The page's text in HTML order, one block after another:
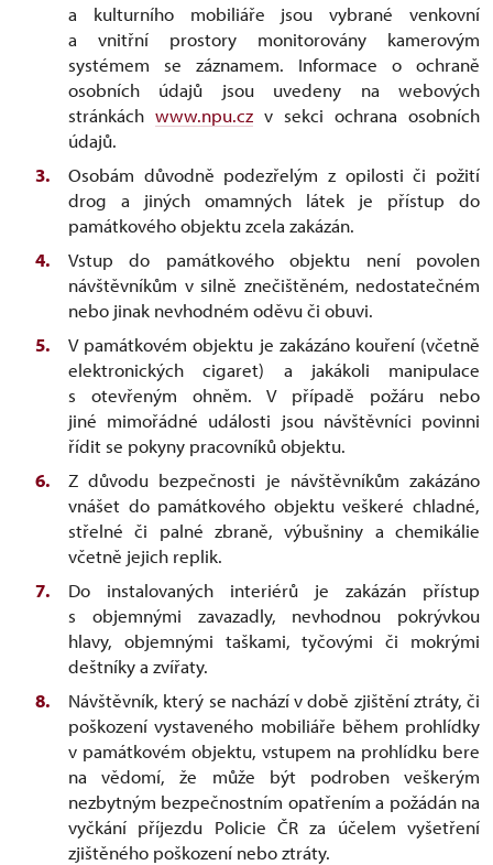
a kulturního mobiliáře jsou vybrané venkovní
a vnitřní prostory monitorovány kamerovým
systémem se záznamem. Informace o ochraně
osobních údajů jsou uvedeny na webových
stránkách www.npu.cz v sekci ochrana osobních
údajů.
Osobám důvodně podezřelým z opilosti či požití
drog a jiných omamných látek je přístup do
památkového objektu zcela zakázán.
Vstup do památkového objektu není povolen
návštěvníkům v silně znečištěném, nedostatečném
nebo jinak nevhodném oděvu či obuvi.
V památkovém objektu je zakázáno kouření (včetně
elektronických cigaret) a jakákoli manipulace
s otevřeným ohněm. V případě požáru nebo
jiné mimořádné události jsou návštěvníci povinni
řídit se pokyny pracovníků objektu.
Z důvodu bezpečnosti je návštěvníkům zakázáno
vnášet do památkového objektu veškeré chladné,
střelné či palné zbraně, výbušniny a chemikálie
včetně jejich replik.
Do instalovaných interiérů je zakázán přístup
s objemnými zavazadly, nevhodnou pokrývkou
hlavy, objemnými taškami, tyčovými či mokrými
deštníky a zvířaty.
Návštěvník, který se nachází v době zjištění ztráty, či
poškození vystaveného mobiliáře během prohlídky
v památkovém objektu, vstupem na prohlídku bere
na vědomí, že může být podroben veškerým
nezbytným bezpečnostním opatřením a požádán na
vyčkání příjezdu Policie ČR za účelem vyšetření
zjištěného poškození nebo ztráty.